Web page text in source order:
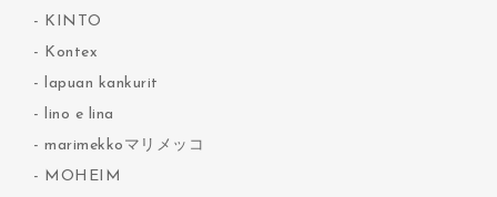
KINTO
Kontex
lapuan kankurit
lino e lina
marimekkoマリメッコ
MOHEIM